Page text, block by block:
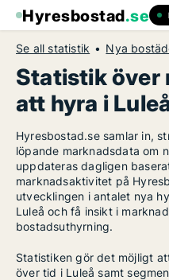
Hyresbostad.se
Se all statistik Nya
Statistik över
att hyra i
Hyresbostad.se samlar in,
löpande marknadsdata om
uppdateras dagligen
marknadsaktivitet på
utvecklingen i antalet nya
Luleå och få insikt i
bostadsuthyrning.
Statistiken gör det möjligt
över tid i Luleå samt